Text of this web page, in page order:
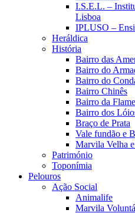
I.S.E.L. –
Lisboa
IPLUSO –
Heráldica
História
Bairro das
Bairro do
Bairro do
Bairro Chinês
Bairro da
Bairro dos
Braço de Prata
Vale fundão e
Marvila Velha
Património
Toponímia
Pelouros
Ação Social
Animalife
Marvila